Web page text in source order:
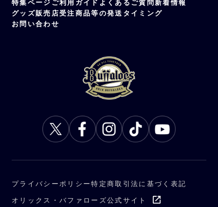
グッズ販売店受注商品等の発送タイミング
お問い合わせ
プライバシーポリシー特定商取引法に基づく表記
オリックス・バファローズ公式サイト